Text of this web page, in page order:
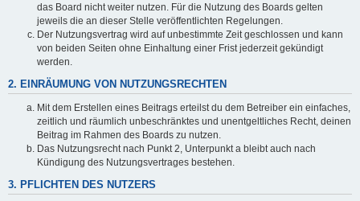
das Board nicht weiter nutzen. Für die Nutzung des Boards gelten
jeweils die an dieser Stelle veröffentlichten Regelungen.
Der Nutzungsvertrag wird auf unbestimmte Zeit geschlossen und kann
von beiden Seiten ohne Einhaltung einer Frist jederzeit gekündigt
werden.
2. EINRÄUMUNG VON NUTZUNGSRECHTEN
Mit dem Erstellen eines Beitrags erteilst du dem Betreiber ein einfaches,
zeitlich und räumlich unbeschränktes und unentgeltliches Recht, deinen
Beitrag im Rahmen des Boards zu nutzen.
Das Nutzungsrecht nach Punkt 2, Unterpunkt a bleibt auch nach
Kündigung des Nutzungsvertrages bestehen.
3. PFLICHTEN DES NUTZERS